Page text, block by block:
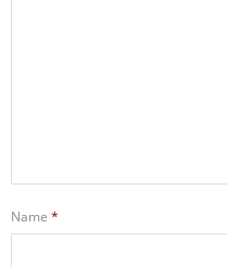
Name *